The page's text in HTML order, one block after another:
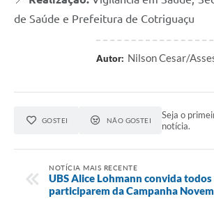
SIC
de Saúde e Prefeitura de Cotriguaçu
Autor: Nilson Cesar/
GOSTEI NÃO GOSTEI
Seja o
notícia.
NOTÍCIA MAIS RECENTE
UBS Alice Lohmann convida todos
participarem da Campanha